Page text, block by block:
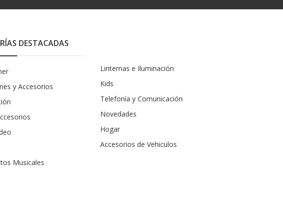
DESTACADAS
y Accesorios
Musicales
Linternas e Iluminación
Kids
Telefonía y Comunicación
Novedades
Hogar
Accesorios de Vehiculos